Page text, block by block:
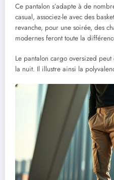
Ce pantalon s’adapte à de
casual, associez-le avec des
revanche, pour une soirée, des
modernes feront toute la
Le pantalon cargo oversized
la nuit. Il illustre ainsi la